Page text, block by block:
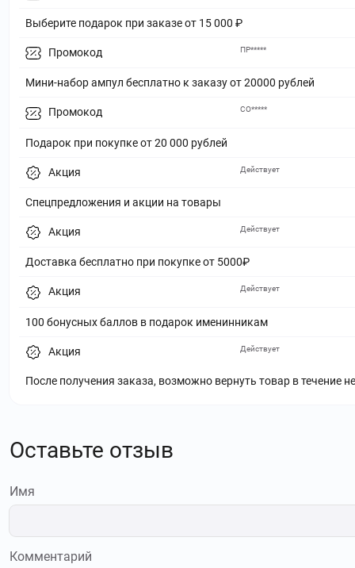
Выберите подарок при заказе от 15 000 ₽
Промокод
Мини-набор ампул бесплатно к заказу от 20000 рублей
ПР*****
Промокод
Подарок при покупке от 20 000 рублей
СО*****
Акция
Спецпредложения и акции на товары
Действует
Акция
Доставка бесплатно при покупке от 5000₽
Действует
Акция
100 бонусных баллов в подарок именинникам
Действует
Акция
После получения заказа, возможно вернуть товар в течение
Действует
Оставьте отзыв
Имя
Комментарий